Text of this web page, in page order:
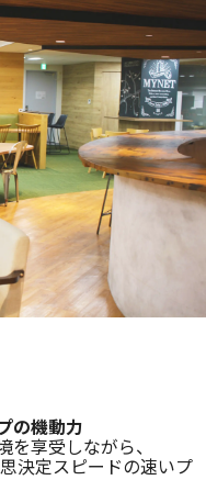
の機動力
享受しながら、
決定スピードの速いプ